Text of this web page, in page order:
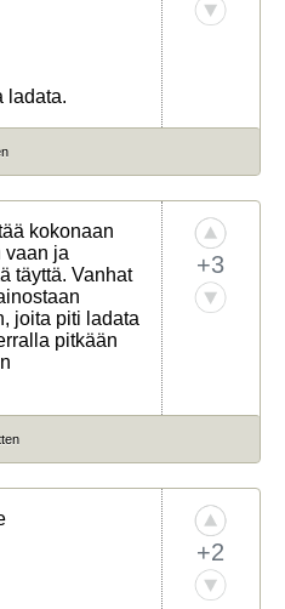
ladata.
kokonaan
vaan ja
täyttä. Vanhat
joita piti ladata
pitkään
+3
+2